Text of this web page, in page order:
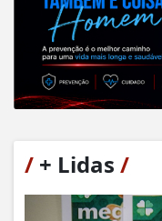
/ + Lidas /